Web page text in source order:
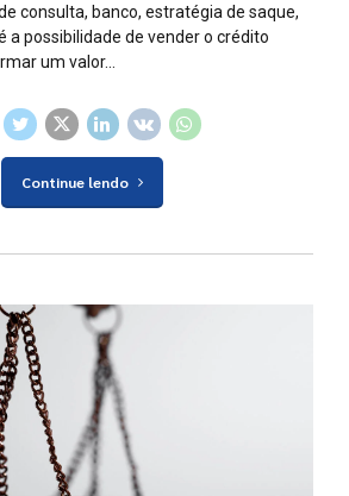
consulta, banco, estratégia de saque,
a possibilidade de vender o crédito
um valor...
Continue lendo